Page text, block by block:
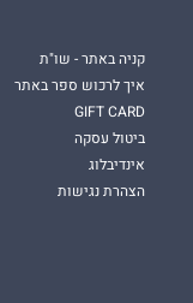
קניה באתר - שו"ת
איך לרכוש ספר באתר
GIFT CARD
ביטול עסקה
אינדיבלוג
הצהרת נגישות